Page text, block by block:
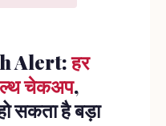
Alert:हर
चेकअप,
सकता है बड़ा